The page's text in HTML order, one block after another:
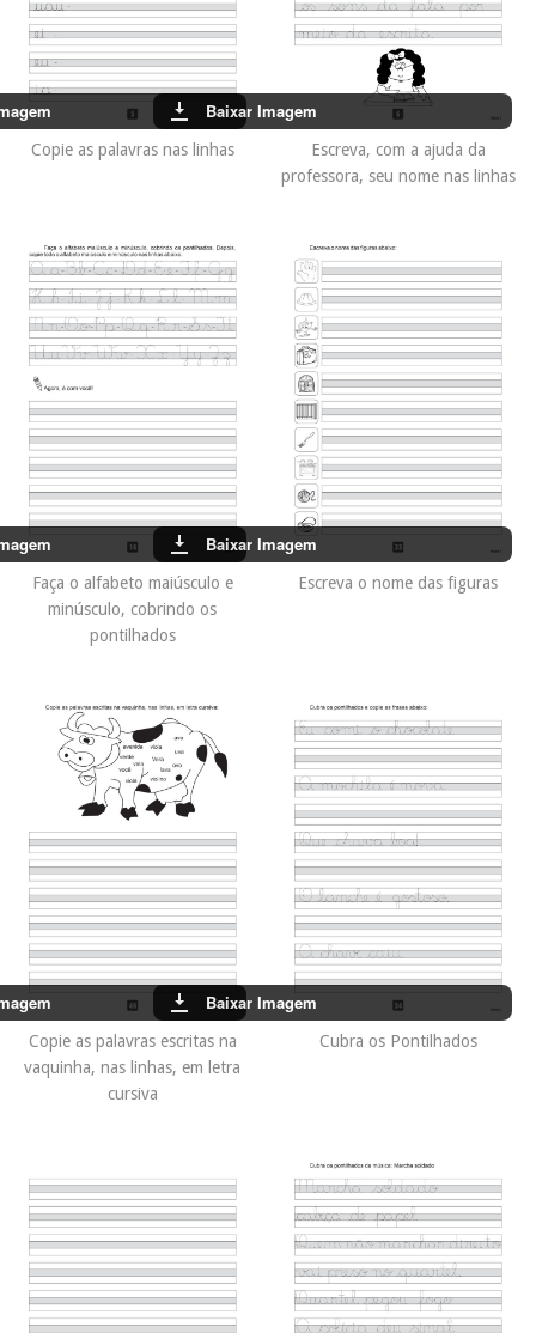
Copie as palavras nas linhas
Baixar Imagem
Escreva, com a ajuda da
professora, seu nome nas linhas
Faça o alfabeto maiúsculo e
minúsculo, cobrindo os
pontilhados
Baixar Imagem
Escreva o nome das figuras
Copie as palavras escritas na
vaquinha, nas linhas, em letra
cursiva
Baixar Imagem
Cubra os Pontilhados